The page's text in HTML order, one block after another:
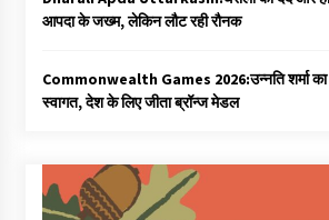
आपदा के जख्म, लेकिन लौट रही रौनक
Commonwealth Games 2026:उन्नति शर्मा का
स्वागत, देश के लिए जीता ब्रॉन्ज मेडल